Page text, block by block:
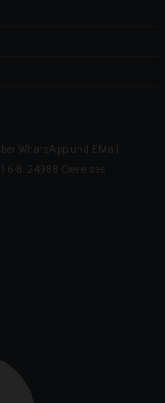
WhatsApp und EMail
8, 24988 Oeversee